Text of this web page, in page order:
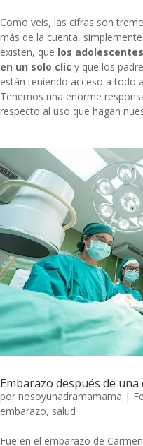
Como veis, las cifras son
más de la cuenta,
existen, que los
en un solo clic y que los
están teniendo acceso a todo
Tenemos una enorme
respecto al uso que hagan
Embarazo después de
por nosoyunadramamama |
embarazo, salud
Fue en el embarazo de